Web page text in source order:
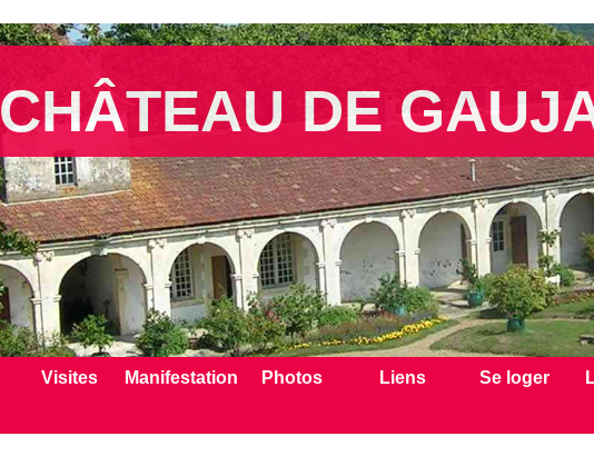
CHÂTEAU DE
Visites Manifestation Photos Liens Se loger